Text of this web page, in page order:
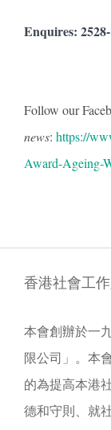
Enquires:
Follow our
news: https://
Award-Ageing-
香港社會工
本會創辦於一
限公司」。本
的為提高本港
德和守則、就